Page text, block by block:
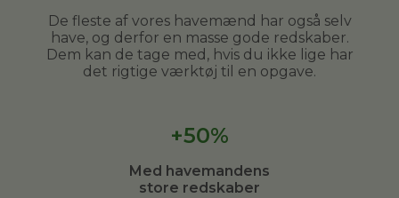
De fleste af vores havemænd har også selv
have, og derfor en masse gode redskaber.
Dem kan de tage med, hvis du ikke lige har
det rigtige værktøj til en opgave.
+50%
Med havemandens
store redskaber